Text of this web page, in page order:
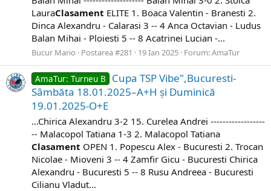
Laura ​Clasament ELITE 1. Boaca Valentin - Branesti 2.
Dinca Alexandru - Calarasi 3 -- 4 Anca Octavian - Ludus
Balan Mihai - Ploiesti 5 -- 8 Acatrinei Lucian -...
Bucur Mario Postarea #281 19 Ian 2025 Forum:AmaTur
AmaTur: Turneu B
Cupa TSP Vibe",Bucuresti-
Sâmbăta 18.01.2025–A+H și Duminică
19.01.2025-O+E
...Chirica Alexandru 3-2 15. Curelea Andrei ------------------
-- Malacopol Tatiana 1-3 2. Malacopol Tatiana ​
Clasament OPEN 1. Popescu Alex - Bucuresti 2. Trocan
Nicolae - Mioveni 3 -- 4 Zamfir Gicu - Bucuresti Chirica
Alexandru - Bucuresti 5 -- 8 Rusu Andreea - Bucuresti
Cilianu Vladut...